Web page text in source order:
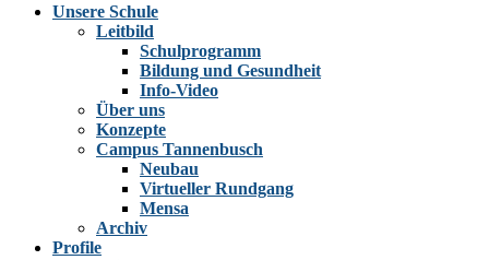
Unsere Schule
Leitbild
Schulprogramm
Bildung und Gesundheit
Info-Video
Über uns
Konzepte
Campus Tannenbusch
Neubau
Virtueller Rundgang
Mensa
Archiv
Profile